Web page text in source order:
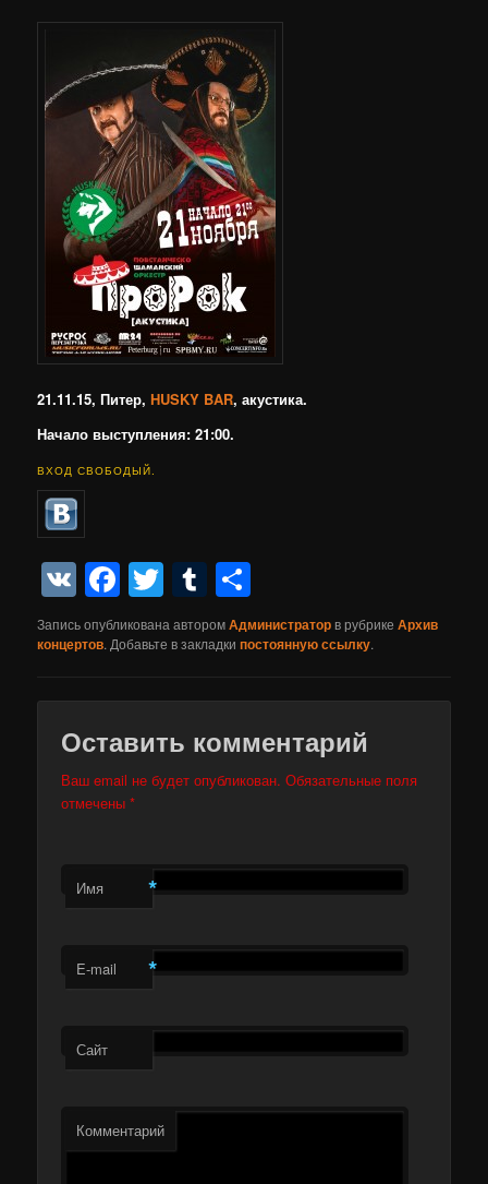
21.11.15, Питер,HUSKY BAR, акустика.
Начало выступления: 21:00.
ВХОД СВОБОДЫЙ.
VKFacebook
TwitterTumblr
Запись опубликована авторомАдминистратор в рубрикеАрхив
концертов. Добавьте в закладкипостоянную ссылку.
Оставить комментарий
Ваш email не будет опубликован. Обязательные поля
отмечены*
Имя *
E-mail *
Сайт
Комментарий